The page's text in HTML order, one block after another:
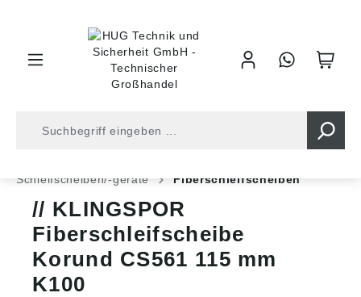
Schleifscheiben/-geräte
Fiberschleifscheiben
KLINGSPOR
Fiberschleifscheibe
Korund CS561 115 mm
K100